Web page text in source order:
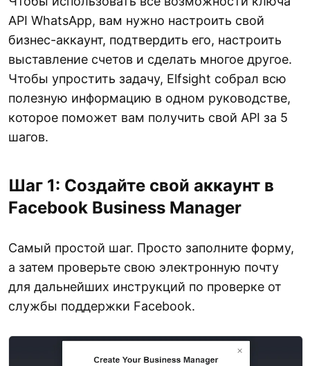
API WhatsApp, вам нужно настроить свой
бизнес-аккаунт, подтвердить его, настроить
выставление счетов и сделать многое другое.
Чтобы упростить задачу, Elfsight собрал всю
полезную информацию в одном руководстве,
которое поможет вам получить свой API за 5
шагов.
Шаг 1: Создайте свой аккаунт в
Facebook Business Manager
Самый простой шаг. Просто заполните форму,
а затем проверьте свою электронную почту
для дальнейших инструкций по проверке от
службы поддержки Facebook.